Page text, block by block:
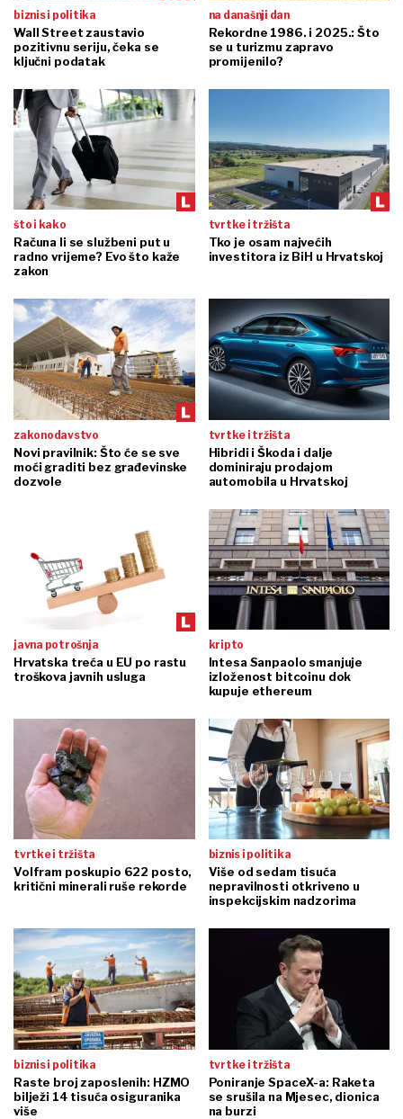
biznis i politika
Wall Street zaustavio
pozitivnu seriju, čeka se
ključni podatak
na današnji dan
Rekordne 1986. i 2025.: Što
se u turizmu zapravo
promijenilo?
što i kako
Računa li se službeni put u
radno vrijeme? Evo što kaže
zakon
tvrtke i tržišta
Tko je osam najvećih
investitora iz BiH u Hrvatskoj
zakonodavstvo
Novi pravilnik: Što će se sve
moći graditi bez građevinske
dozvole
tvrtke i tržišta
Hibridi i Škoda i dalje
dominiraju prodajom
automobila u Hrvatskoj
javna potrošnja
Hrvatska treća u EU po rastu
troškova javnih usluga
kripto
Intesa Sanpaolo smanjuje
izloženost bitcoinu dok
kupuje ethereum
tvrtke i tržišta
Volfram poskupio 622 posto,
kritični minerali ruše rekorde
biznis i politika
Više od sedam tisuća
nepravilnosti otkriveno u
inspekcijskim nadzorima
biznis i politika
Raste broj zaposlenih: HZMO
bilježi 14 tisuća osiguranika
više
tvrtke i tržišta
Poniranje SpaceX-a: Raketa
se srušila na Mjesec, dionica
na burzi